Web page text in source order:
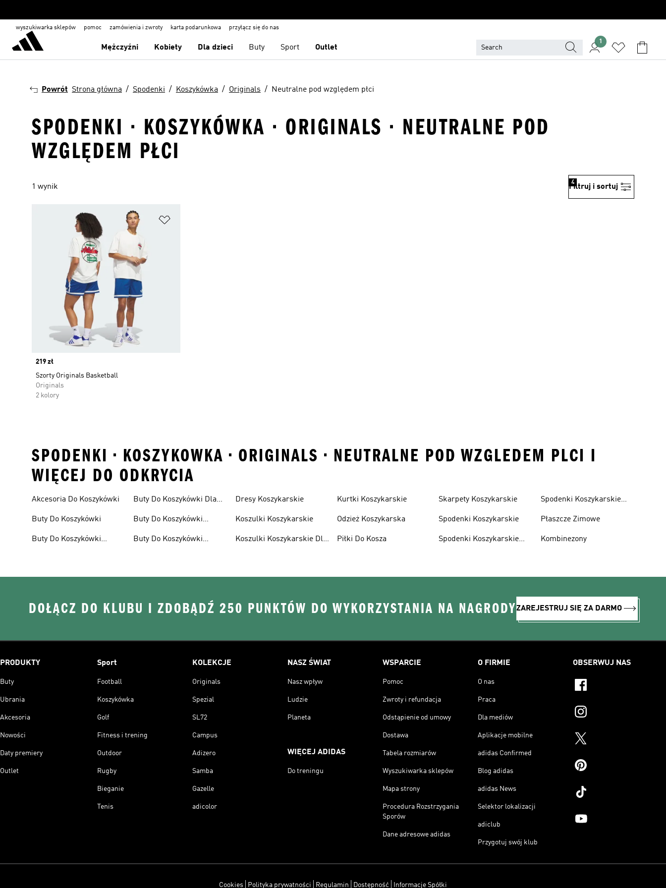
wyszukiwarka sklepów pomoc zamówienia i zwroty karta podarunkowa przyłącz się do nas
Mężczyźni Kobiety Dla dzieci Buty Sport Outlet
1
Powrót Strona główna Spodenki Koszykówka Originals Neutralne pod względem płci
SPODENKI · KOSZYKÓWKA · ORIGINALS · NEUTRALNE POD
WZGLĘDEM PŁCI
1 wynik Filtruj i sortuj
4
Price
219 zł
Szorty Originals Basketball
Originals
2 kolory
SPODENKI • KOSZYKOWKA • ORIGINALS • NEUTRALNE POD WZGLEDEM PLCI I
WIĘCEJ DO ODKRYCIA
Akcesoria Do Koszykówki
Buty Do Koszykówki
Buty Do Koszykówki
Buty Do Koszykówki Dla
Buty Do Koszykówki
Buty Do Koszykówki
Dresy Koszykarskie
Koszulki Koszykarskie
Koszulki Koszykarskie Dla
Kurtki Koszykarskie
Odzież Koszykarska
Piłki Do Kosza
Skarpety Koszykarskie
Spodenki Koszykarskie
Spodenki Koszykarskie
Spodenki Koszykarskie
Płaszcze Zimowe
Kombinezony
DOŁĄCZ DO KLUBU I ZDOBĄDŹ 250 PUNKTÓW DO WYKORZYSTANIA NA NAGRODYZAREJESTRUJ SIĘ ZA DARMO
PRODUKTY
Buty
Ubrania
Akcesoria
Nowości
Daty premiery
Outlet
Sport
Football
Koszykówka
Golf
Fitness i trening
Outdoor
Rugby
Bieganie
Tenis
KOLEKCJE
Originals
Spezial
SL72
Campus
Adizero
Samba
Gazelle
adicolor
NASZ ŚWIAT
Nasz wpływ
Ludzie
Planeta
WIĘCEJ ADIDAS
Do treningu
WSPARCIE
Pomoc
Zwroty i refundacja
Odstąpienie od umowy
Dostawa
Tabela rozmiarów
Wyszukiwarka sklepów
Mapa strony
Procedura Rozstrzygania
Sporów
Dane adresowe adidas
O FIRMIE
O nas
Praca
Dla mediów
Aplikacje mobilne
adidas Confirmed
Blog adidas
adidas News
Selektor lokalizacji
adiclub
Przygotuj swój klub
OBSERWUJ NAS
Cookies Polityka prywatności Regulamin Dostępność Informacje Spółki